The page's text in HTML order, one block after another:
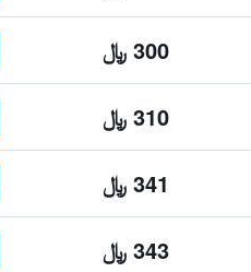
300 ﷼
310 ﷼
341 ﷼
343 ﷼